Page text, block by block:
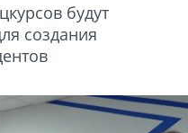
будут
создания